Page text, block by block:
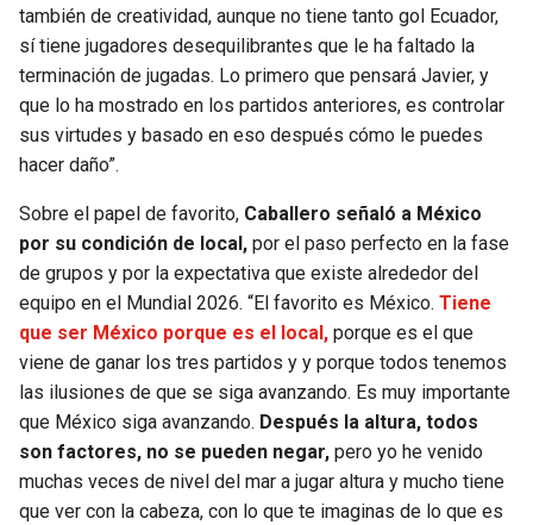
también de creatividad, aunque no tiene tanto gol Ecuador,
sí tiene jugadores desequilibrantes que le ha faltado la
terminación de jugadas. Lo primero que pensará Javier, y
que lo ha mostrado en los partidos anteriores, es controlar
sus virtudes y basado en eso después cómo le puedes
hacer daño”.
Sobre el papel de favorito, Caballero señaló a México
por su condición de local, por el paso perfecto en la fase
de grupos y por la expectativa que existe alrededor del
equipo en el Mundial 2026. “El favorito es México. Tiene
que ser México porque es el local, porque es el que
viene de ganar los tres partidos y y porque todos tenemos
las ilusiones de que se siga avanzando. Es muy importante
que México siga avanzando. Después la altura, todos
son factores, no se pueden negar, pero yo he venido
muchas veces de nivel del mar a jugar altura y mucho tiene
que ver con la cabeza, con lo que te imaginas de lo que es